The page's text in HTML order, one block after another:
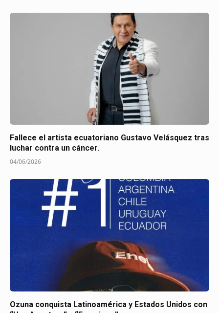
Fallece el artista ecuatoriano Gustavo Velásquez tras
luchar contra un cáncer.
04/06/2026
Ozuna conquista Latinoamérica y Estados Unidos con